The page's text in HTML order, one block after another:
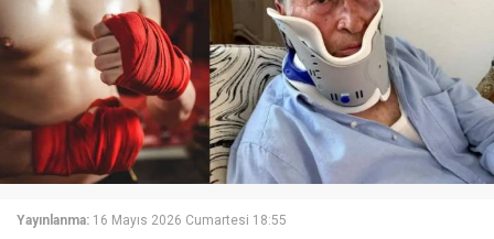
Yayınlanma: 16 Mayıs 2026 Cumartesi 18:55